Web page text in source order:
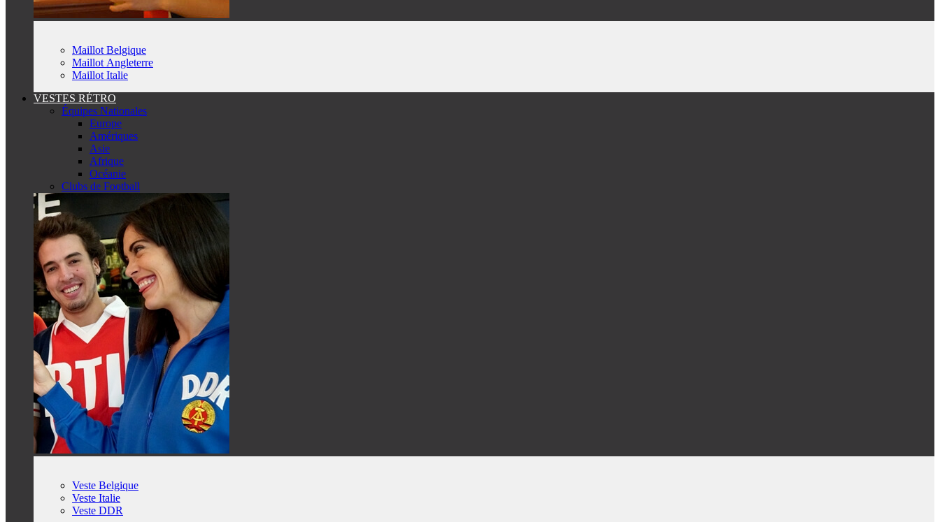
Maillot Belgique
Maillot Angleterre
Maillot Italie
VESTES RÉTRO
Équipes Nationales
Europe
Amériques
Asie
Afrique
Océanie
Clubs de Football
Veste Belgique
Veste Italie
Veste DDR